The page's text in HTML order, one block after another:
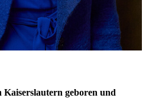
geboren und